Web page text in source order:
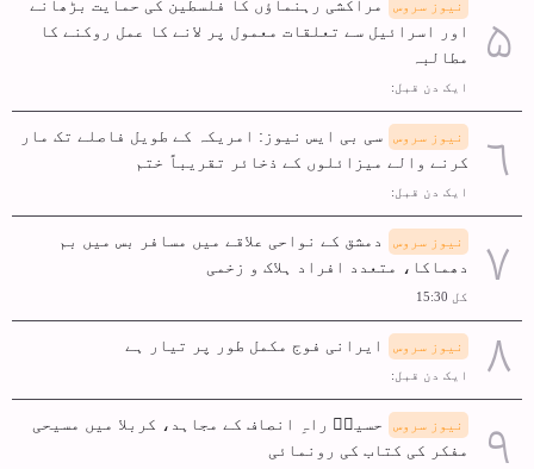
نیوز سروس
مراکشی رہنماؤں کا فلسطین کی حمایت بڑھانے
اور اسرائیل سے تعلقات معمول پر لانے کا عمل روکنے کا
مطالبہ
ایک دن قبل:
نیوز سروس
سی بی ایس نیوز: امریکہ کے طویل فاصلے تک مار
کرنے والے میزائلوں کے ذخائر تقریباً ختم
ایک دن قبل:
نیوز سروس
دمشق کے نواحی علاقے میں مسافر بس میں بم
دھماکا، متعدد افراد ہلاک و زخمی
کل 15:30
نیوز سروس ایرانی فوج مکمل طور پر تیار ہے
ایک دن قبل:
نیوز سروس
حسینؑ راہِ انصاف کے مجاہد، کربلا میں مسیحی
مفکر کی کتاب کی رونمائی